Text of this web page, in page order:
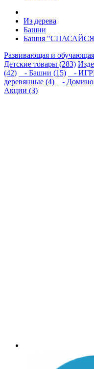
Из дерева
Башни
Башня
Развивающая и
Детские товары (283)
(42)
- Башни (15) -
деревянные (4)
- Домино
Акции (3)